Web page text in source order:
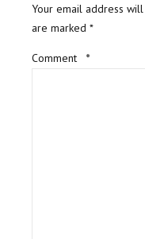
Your email address
are marked *
Comment *